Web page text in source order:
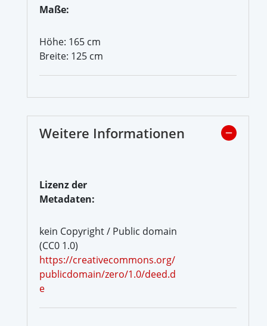
Maße:
Höhe: 165 cm
Breite: 125 cm
Weitere Informationen
Lizenz der
Metadaten:
kein Copyright / Public domain
(CC0 1.0)
https://creativecommons.org/
publicdomain/zero/1.0/deed.d
e